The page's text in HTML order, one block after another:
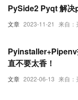
文章 2023-11-21 来自：
PySide2 Pyqt 解
文章 2022-06-13 来自：
直不要太香！